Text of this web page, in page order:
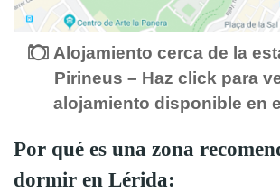
Alojamiento cerca de la
Pirineus – Haz click para
alojamiento disponible en
Por qué es una zona
dormir en Lérida: